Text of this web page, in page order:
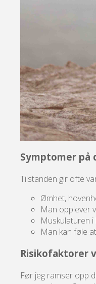
Symptomer på
Tilstanden gir ofte
Ømhet,
Man opplever
Muskulaturen i
Man kan føle
Risikofaktorer
Før jeg ramser opp